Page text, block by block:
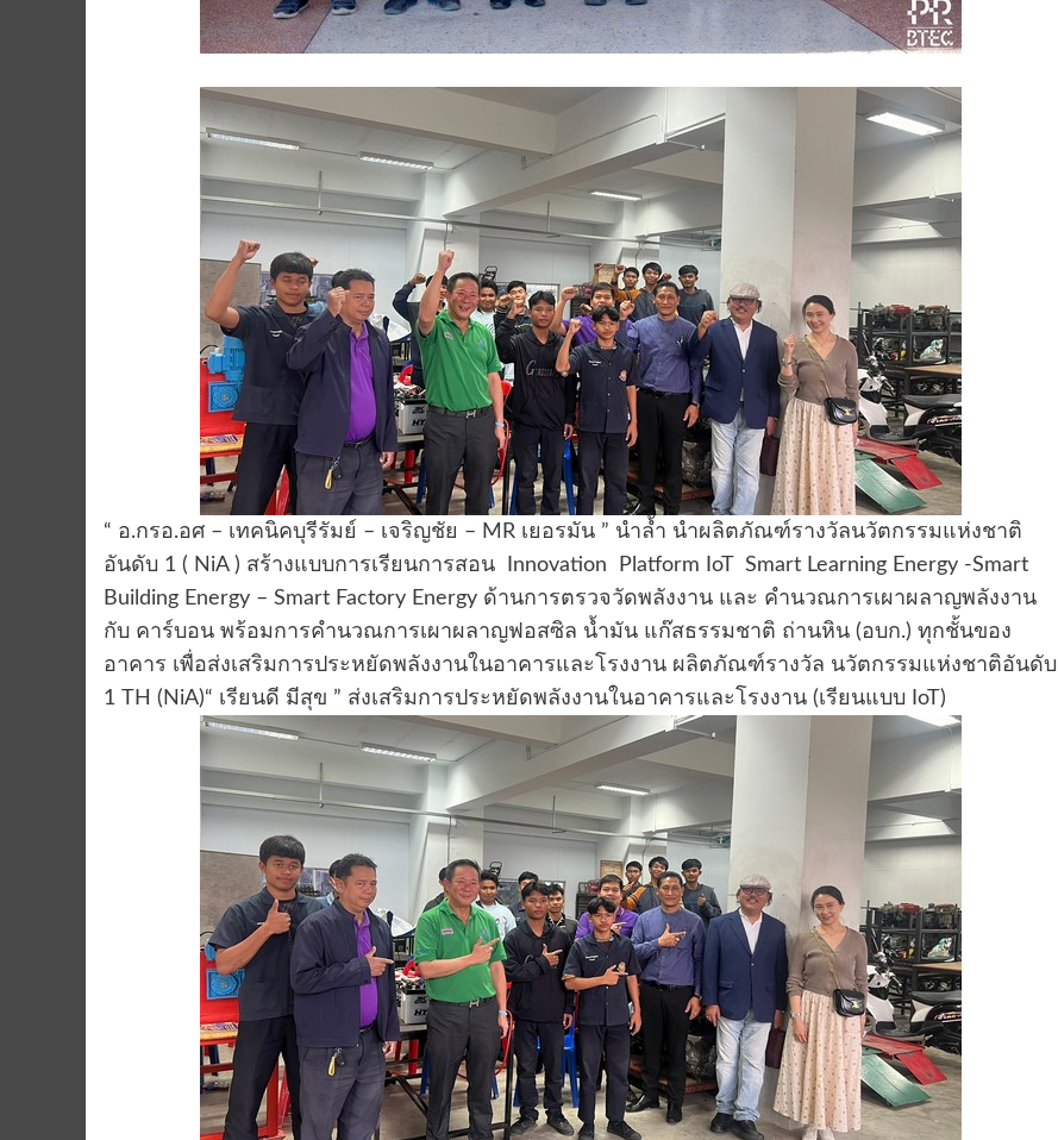
“ อ.กรอ.อศ – เทคนิคบุรีรัมย์ – เจริญชัย – MR เยอรมัน ” นำล้ำ นำผลิตภัณฑ์รางวัลนวัตกรรมแห่งชาติ
อันดับ 1 ( NiA ) สร้างแบบการเรียนการสอน Innovation Platform IoT Smart Learning Energy -Smart
Building Energy – Smart Factory Energy ด้านการตรวจวัดพลังงาน และ คำนวณการเผาผลาญพลังงาน
กับ คาร์บอน พร้อมการคำนวณการเผาผลาญฟอสซิล น้ำมัน แก๊สธรรมชาติ ถ่านหิน (อบก.) ทุกชั้นของ
อาคาร เพื่อส่งเสริมการประหยัดพลังงานในอาคารและโรงงาน ผลิตภัณฑ์รางวัล นวัตกรรมแห่งชาติอันดับ
1 TH (NiA)“ เรียนดี มีสุข ” ส่งเสริมการประหยัดพลังงานในอาคารและโรงงาน (เรียนแบบ IoT)